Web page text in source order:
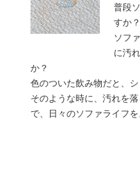
普段
すか？
ソフ
に汚
か？
色のついた飲み物だと、
そのような時に、汚れを
で、日々のソファライフ